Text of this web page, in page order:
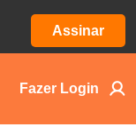
Assinar
Fazer Login